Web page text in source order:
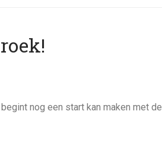
nog een start kan maken met de